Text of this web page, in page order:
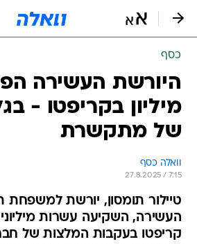
כסף
מיליון בקריפטו -
של מתקשרת
וואלה כסף
27.8.2025 / 7:15
טיילור תומסון, יורשת למשפחת
העשירה, השקיעה עשרות
קריפטו בעקבות המלצות של